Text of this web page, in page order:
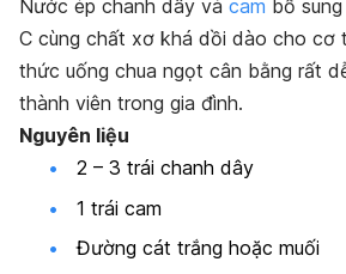
Nước ép chanh dây và cam bổ
C cùng chất xơ khá dồi dào cho cơ
thức uống chua ngọt cân bằng rất
thành viên trong gia đình.
Nguyên liệu
2 – 3 trái chanh dây
1 trái cam
Đường cát trắng hoặc muối